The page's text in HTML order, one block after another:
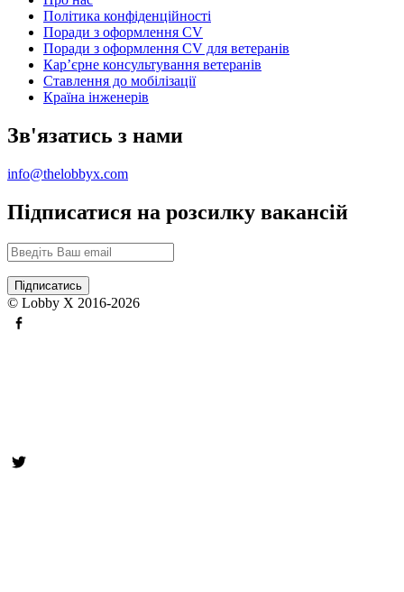
Політика конфіденційності
Поради з оформлення CV
Поради з оформлення CV для ветеранів
Карʼєрне консультування ветеранів
Ставлення до мобілізації
Країна інженерів
Зв'язатись з нами
info@thelobbyx.com
Підписатися на розсилку вакансій
© Lobby X 2016-2026